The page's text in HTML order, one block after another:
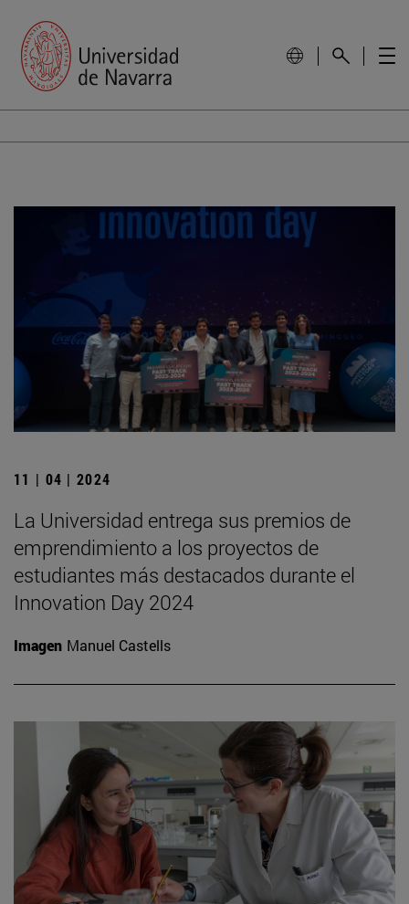
11 | 04 | 2024
La Universidad entrega sus premios de
emprendimiento a los proyectos de
estudiantes más destacados durante el
Innovation Day 2024
Imagen Manuel Castells